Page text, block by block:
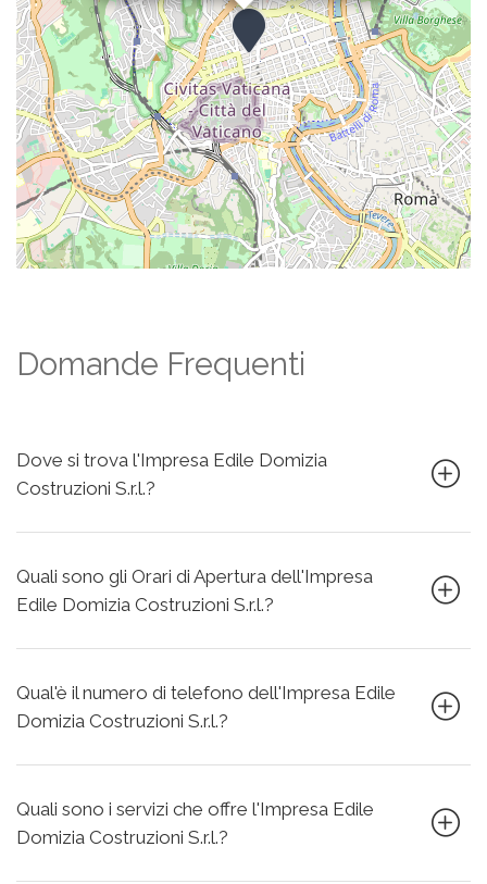
Domande Frequenti
Dove si trova l'Impresa Edile Domizia
Costruzioni S.r.l.?
Quali sono gli Orari di Apertura dell'Impresa
Edile Domizia Costruzioni S.r.l.?
Qual'è il numero di telefono dell'Impresa Edile
Domizia Costruzioni S.r.l.?
Quali sono i servizi che offre l'Impresa Edile
Domizia Costruzioni S.r.l.?